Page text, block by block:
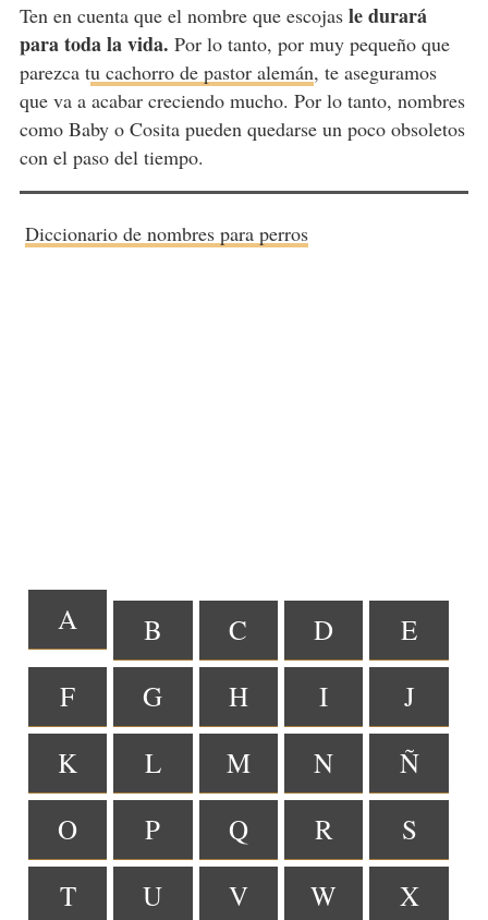
Ten en cuenta que el nombre que escojas le durará
para toda la vida. Por lo tanto, por muy pequeño que
parezca tu cachorro de pastor alemán, te aseguramos
que va a acabar creciendo mucho. Por lo tanto, nombres
como Baby o Cosita pueden quedarse un poco obsoletos
con el paso del tiempo.
Diccionario de nombres para perros
A B C D
E
F
G H I
J
K
L M N
Ñ
O
P Q R
S
T
U V W X